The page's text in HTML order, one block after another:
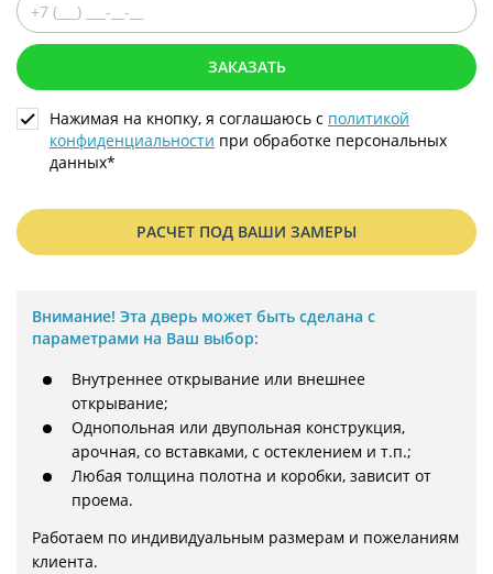
ЗАКАЗАТЬ
Нажимая на кнопку, я соглашаюсь с политикой
конфиденциальности при обработке персональных
данных*
РАСЧЕТ ПОД ВАШИ ЗАМЕРЫ
Внимание! Эта дверь может быть сделана с
параметрами на Ваш выбор:
Внутреннее открывание или внешнее
открывание;
Однопольная или двупольная конструкция,
арочная, со вставками, с остеклением и т.п.;
Любая толщина полотна и коробки, зависит от
проема.
Работаем по индивидуальным размерам и пожеланиям
клиента.